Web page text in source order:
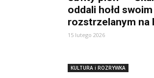
oddali hołd
rozstrzelanym na
15 lutego 2026
KULTURA i ROZRYWKA